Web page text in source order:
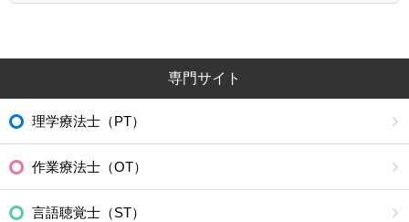
専門サイト
理学療法士（PT）
作業療法士（OT）
言語聴覚士（ST）